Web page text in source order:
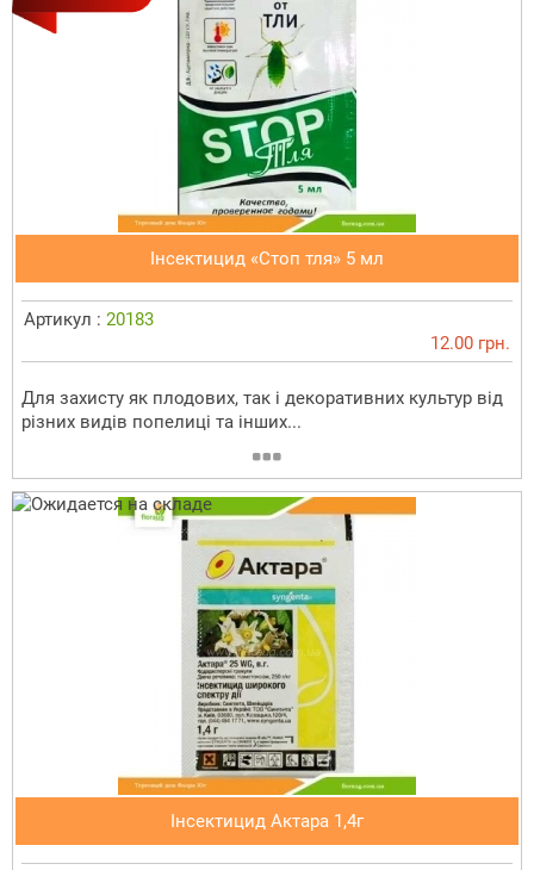
Інсектицид «Стоп тля» 5 мл
Артикул : 20183
12.00 грн.
Для захисту як плодових, так і декоративних культур від
різних видів попелиці та інших...
Інсектицид Актара 1,4г